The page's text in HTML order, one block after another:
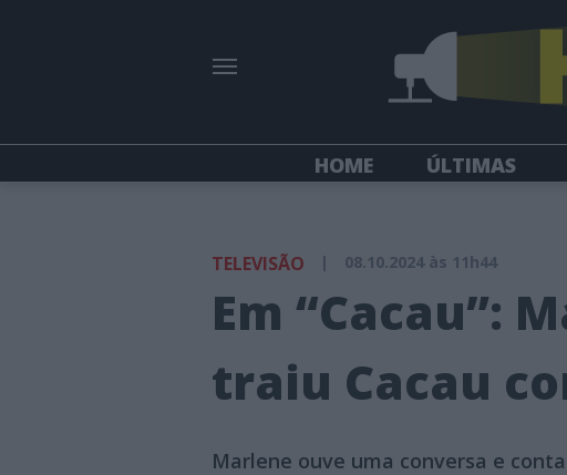
HOME ÚLTIMAS
TELEVISÃO | 08.10.2024 às 11h44
Em “Cacau”:
traiu Cacau
Marlene ouve uma conversa e